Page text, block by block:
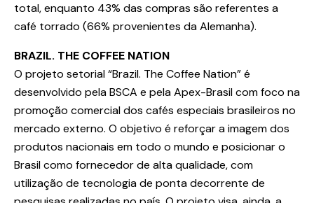
total, enquanto 43% das compras são referentes a
café torrado (66% provenientes da Alemanha).
BRAZIL. THE COFFEE NATION
O projeto setorial “Brazil. The Coffee Nation” é
desenvolvido pela BSCA e pela Apex-Brasil com foco na
promoção comercial dos cafés especiais brasileiros no
mercado externo. O objetivo é reforçar a imagem dos
produtos nacionais em todo o mundo e posicionar o
Brasil como fornecedor de alta qualidade, com
utilização de tecnologia de ponta decorrente de